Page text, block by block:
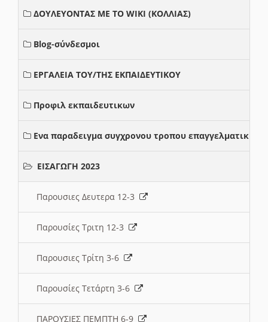
ΔΟΥΛΕΥΟΝΤΑΣ ΜΕ ΤΟ WIKI (ΚΟΛΛΙΑΣ)
Blog-σύνδεσμοι
ΕΡΓΑΛΕΙΑ ΤΟΥ/ΤΗΣ ΕΚΠΑΙΔΕΥΤΙΚΟΥ
Προφιλ εκπαιδευτικων
Ενα παραδειγμα συγχρονου τροπου επαγγελματικης
ΕΙΣΑΓΩΓΗ 2023
Παρουσιες Δευτερα 12-3
Παρουσίες Τριτη 12-3
Παρουσιες Τρίτη 3-6
Παρουσίες Τετάρτη 3-6
ΠΑΡΟΥΣΙΕΣ ΠΕΜΠΤΗ 6-9